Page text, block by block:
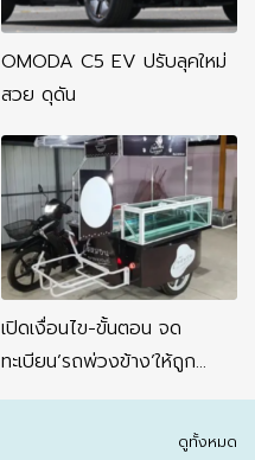
OMODA C5 EV ปรับลุคใหม่
สวย ดุดัน
เปิดเงื่อนไข-ขั้นตอน จด
ทะเบียน’รถพ่วงข้าง’ให้ถูก
กฎหมาย
ดูทั้งหมด